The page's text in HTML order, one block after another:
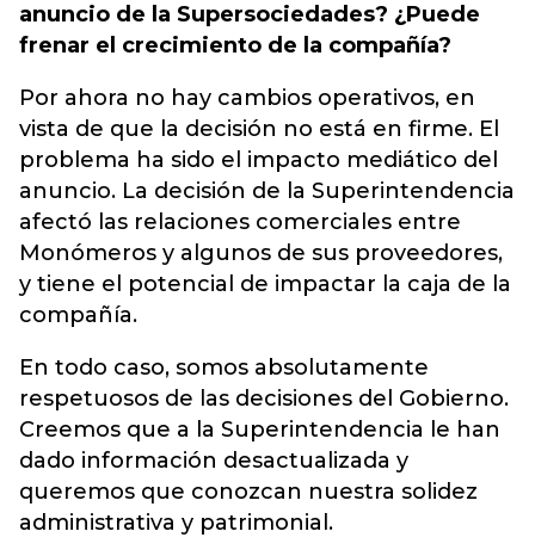
anuncio de la Supersociedades? ¿Puede
frenar el crecimiento de la compañía?
Por ahora no hay cambios operativos, en
vista de que la decisión no está en firme. El
problema ha sido el impacto mediático del
anuncio. La decisión de la Superintendencia
afectó las relaciones comerciales entre
Monómeros y algunos de sus proveedores,
y tiene el potencial de impactar la caja de la
compañía.
En todo caso, somos absolutamente
respetuosos de las decisiones del Gobierno.
Creemos que a la Superintendencia le han
dado información desactualizada y
queremos que conozcan nuestra solidez
administrativa y patrimonial.